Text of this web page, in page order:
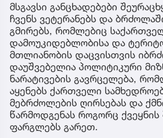
მსგავსი განცხადებები
ჩვენს ვეტერანებს და
გმირებს, რომლებიც
დამოუკიდებლობისა და
მთლიანობის დაცვისთვის
დაუშვებელია პოლიტიკური
ნარატივების გავრცელება,
აყენებს ქართველი
მებრძოლების ღირსებას და
წარმოდგენას როგორც ქვეყნის
ფარგლებს გარეთ.